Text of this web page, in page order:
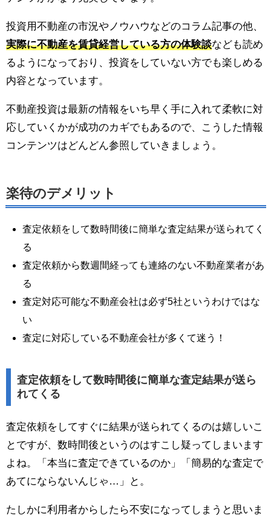
投資用不動産の市況やノウハウなどのコラム記事の他、
実際に不動産を賃貸経営している方の体験談なども読め
るようになっており、投資をしていない方でも楽しめる
内容となっています。
不動産投資は最新の情報をいち早く手に入れて柔軟に対
応していくかが成功のカギでもあるので、こうした情報
コンテンツはどんどん参照していきましょう。
楽待のデメリット
査定依頼をして数時間後に簡単な査定結果が送られてく
る
査定依頼から数週間経っても連絡のない不動産業者があ
る
査定対応可能な不動産会社は必ず5社というわけではな
い
査定に対応している不動産会社が多くて迷う！
査定依頼をして数時間後に簡単な査定結果が送ら
れてくる
査定依頼をしてすぐに結果が送られてくるのは嬉しいこ
とですが、数時間後というのはすこし疑ってしまいます
よね。「本当に査定できているのか」「簡易的な査定で
あてにならないんじゃ…」と。
たしかに利用者からしたら不安になってしまうと思いま